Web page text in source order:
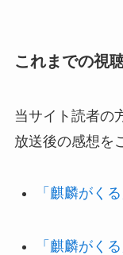
これまでの視
当サイト読者の
放送後の感想を
「麒麟がく
「麒麟がく